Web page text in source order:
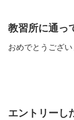
教習所に通っ
おめでとうござい
エントリーし